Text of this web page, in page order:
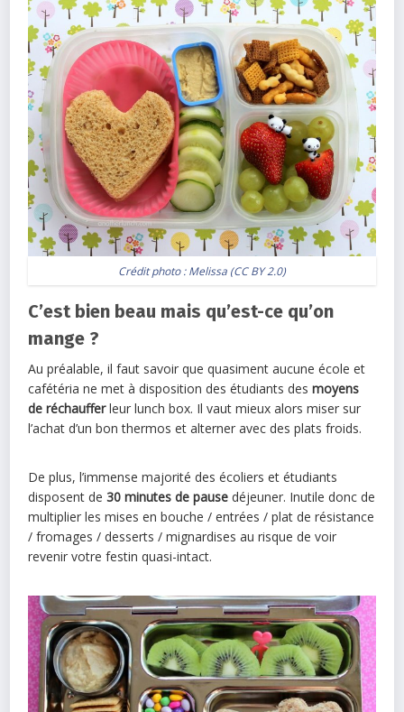
Crédit photo :Melissa (CC BY 2.0)
C’est bien beau mais qu’est-ce qu’on
mange ?
Au préalable, il faut savoir que quasiment aucune école et
cafétéria ne met à disposition des étudiants des moyens
de réchaufferleur lunch box. Il vaut mieux alors miser sur
l’achat d’un bon thermos et alterner avec des plats froids.
De plus, l’immense majorité des écoliers et étudiants
disposent de 30 minutes de pause déjeuner. Inutile donc de
multiplier les mises en bouche / entrées / plat de résistance
/ fromages / desserts / mignardises au risque de voir
revenir votre festin quasi-intact.